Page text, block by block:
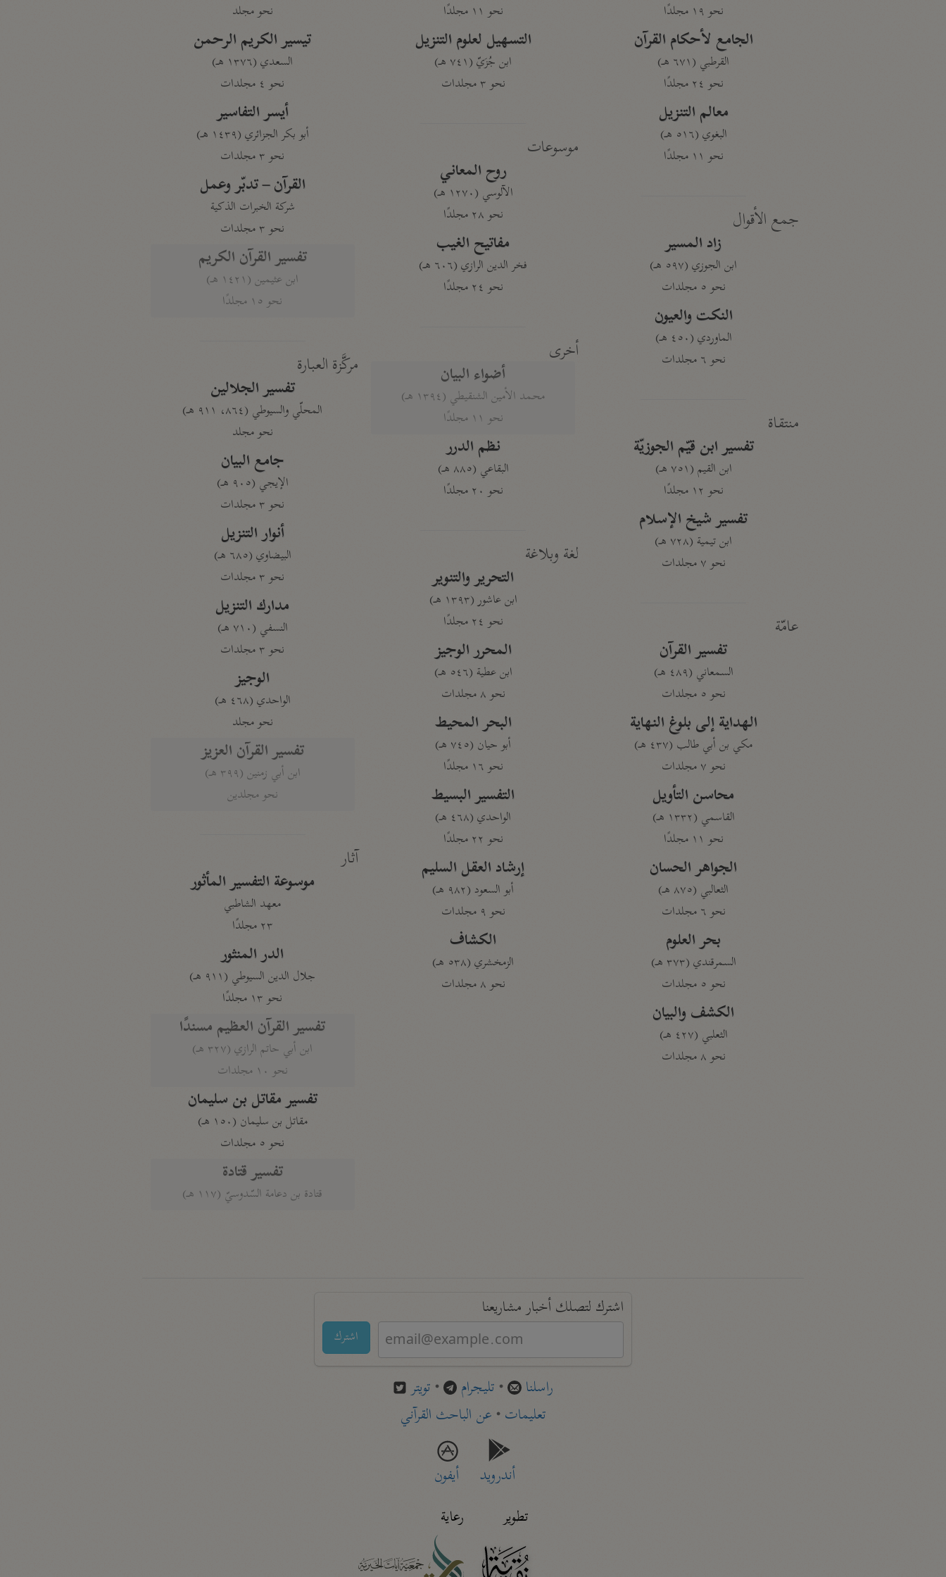
نحو ١٩ مجلدًا
الجامع لأحكام القرآن
القرطبي (٦٧١ هـ)
نحو ٢٤ مجلدًا
معالم التنزيل
البغوي (٥١٦ هـ)
نحو ١١ مجلدًا
جمع الأقوال
زاد المسير
ابن الجوزي (٥٩٧ هـ)
نحو ٥ مجلدات
النكت والعيون
الماوردي (٤٥٠ هـ)
نحو ٦ مجلدات
منتقاة
تفسير ابن قيّم الجوزيّة
ابن القيم (٧٥١ هـ)
نحو ١٢ مجلدًا
تفسير شيخ الإسلام
ابن تيمية (٧٢٨ هـ)
نحو ٧ مجلدات
عامّة
تفسير القرآن
السمعاني (٤٨٩ هـ)
نحو ٥ مجلدات
الهداية إلى بلوغ النهاية
مكي بن أبي طالب (٤٣٧ هـ)
نحو ٧ مجلدات
محاسن التأويل
القاسمي (١٣٣٢ هـ)
نحو ١١ مجلدًا
الجواهر الحسان
الثعالبي (٨٧٥ هـ)
نحو ٦ مجلدات
بحر العلوم
السمرقندي (٣٧٣ هـ)
نحو ٥ مجلدات
الكشف والبيان
الثعلبي (٤٢٧ هـ)
نحو ٨ مجلدات
نحو ١١ مجلدًا
التسهيل لعلوم التنزيل
ابن جُزَيّ (٧٤١ هـ)
نحو ٣ مجلدات
موسوعات
روح المعاني
الآلوسي (١٢٧٠ هـ)
نحو ٢٨ مجلدًا
مفاتيح الغيب
فخر الدين الرازي (٦٠٦ هـ)
نحو ٢٤ مجلدًا
أخرى
أضواء البيان
محمد الأمين الشنقيطي (١٣٩٤ هـ)
نحو ١١ مجلدًا
نظم الدرر
البقاعي (٨٨٥ هـ)
نحو ٢٠ مجلدًا
لغة وبلاغة
التحرير والتنوير
ابن عاشور (١٣٩٣ هـ)
نحو ٢٤ مجلدًا
المحرر الوجيز
ابن عطية (٥٤٦ هـ)
نحو ٨ مجلدات
البحر المحيط
أبو حيان (٧٤٥ هـ)
نحو ١٦ مجلدًا
التفسير البسيط
الواحدي (٤٦٨ هـ)
نحو ٢٢ مجلدًا
إرشاد العقل السليم
أبو السعود (٩٨٢ هـ)
نحو ٩ مجلدات
الكشاف
الزمخشري (٥٣٨ هـ)
نحو ٨ مجلدات
نحو مجلد
تيسير الكريم الرحمن
السعدي (١٣٧٦ هـ)
نحو ٤ مجلدات
أيسر التفاسير
أبو بكر الجزائري (١٤٣٩ هـ)
نحو ٣ مجلدات
القرآن – تدبّر وعمل
شركة الخبرات الذكية
نحو ٣ مجلدات
تفسير القرآن الكريم
ابن عثيمين (١٤٢١ هـ)
نحو ١٥ مجلدًا
مركَّزة العبارة
تفسير الجلالين
المحلّي والسيوطي (٨٦٤، ٩١١ هـ)
نحو مجلد
جامع البيان
الإيجي (٩٠٥ هـ)
نحو ٣ مجلدات
أنوار التنزيل
البيضاوي (٦٨٥ هـ)
نحو ٣ مجلدات
مدارك التنزيل
النسفي (٧١٠ هـ)
نحو ٣ مجلدات
الوجيز
الواحدي (٤٦٨ هـ)
نحو مجلد
تفسير القرآن العزيز
ابن أبي زمنين (٣٩٩ هـ)
نحو مجلدين
آثار
موسوعة التفسير المأثور
معهد الشاطبي
٢٣ مجلدًا
الدر المنثور
جلال الدين السيوطي (٩١١ هـ)
نحو ١٣ مجلدًا
تفسير القرآن العظيم مسندًا
ابن أبي حاتم الرازي (٣٢٧ هـ)
نحو ١٠ مجلدات
تفسير مقاتل بن سليمان
مقاتل بن سليمان (١٥٠ هـ)
نحو ٥ مجلدات
تفسير قتادة
قتادة بن دعامة السّدوسيّ (١١٧ هـ)
اشترك لتصلك أخبار مشاريعنا
اشترك
راسلنا • تليجرام • تويتر
تعليمات• عن الباحث القرآني
أندرويد
أيفون
تطوير
رعاية